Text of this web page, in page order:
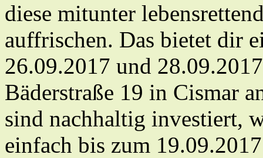
diese mitunter
auffrischen. Das bietet dir
26.09.2017 und
Bäderstraße 19 in Cismar
sind nachhaltig investiert,
einfach bis zum